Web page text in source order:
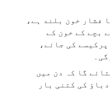
فشار خون بلند ہے،
بچے کے خون کے
کی جائے،
گا کہ دن میں
کی کتنی بار